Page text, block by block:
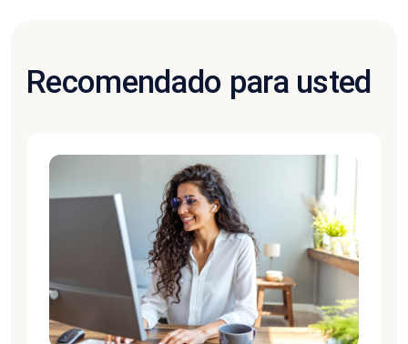
Recomendado para usted